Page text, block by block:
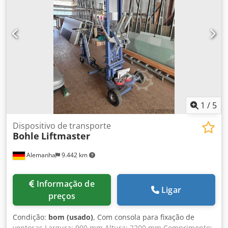
1 / 5
Alemanha 9.442 km
Dispositivo de transporte
Bohle Liftmaster
preços
Ligar
Condição: bom (usado), Com consola para fixação de